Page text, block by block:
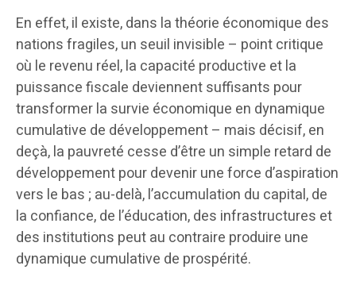
En effet, il existe, dans la théorie économique des
nations fragiles, un seuil invisible – point critique
où le revenu réel, la capacité productive et la
puissance fiscale deviennent suffisants pour
transformer la survie économique en dynamique
cumulative de développement – mais décisif, en
deçà, la pauvreté cesse d’être un simple retard de
développement pour devenir une force d’aspiration
vers le bas ; au-delà, l’accumulation du capital, de
la confiance, de l’éducation, des infrastructures et
des institutions peut au contraire produire une
dynamique cumulative de prospérité.